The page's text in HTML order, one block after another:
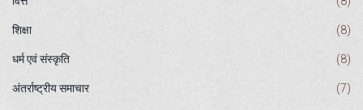
शिक्षा (8)
धर्म एवं संस्कृति (8)
अंतर्राष्ट्रीय समाचार (7)